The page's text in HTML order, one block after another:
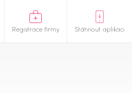
Registrace firmy Stáhnout aplikaci